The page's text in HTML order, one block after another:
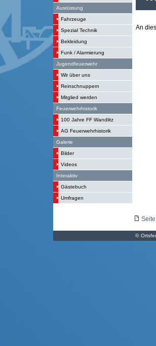
Ausrüstung
Fahrzeuge
Spezial Technik
Bekleidung
Funk / Alarmierung
Jugendfeuerwehr
Wir über uns
Reinschnuppern
Mitglied werden
Feuerwehrhistorik
100 Jahre FF Wandlitz
AG Feuerwehrhistorik
Galerie
Bilder
Videos
Interaktiv
Gästebuch
Umfragen
An
©